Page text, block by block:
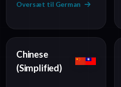
Oversæt til German
Chinese
(Simplified)